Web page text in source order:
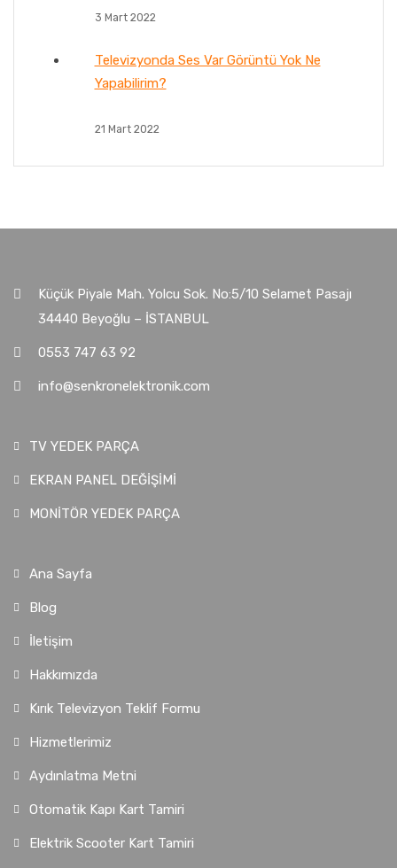
3 Mart 2022
Televizyonda Ses Var Görüntü Yok Ne
Yapabilirim?
21 Mart 2022
Küçük Piyale Mah. Yolcu Sok. No:5/10 Selamet Pasajı
34440 Beyoğlu – İSTANBUL
0553 747 63 92
info@senkronelektronik.com
TV YEDEK PARÇA
EKRAN PANEL DEĞİŞİMİ
MONİTÖR YEDEK PARÇA
Ana Sayfa
Blog
İletişim
Hakkımızda
Kırık Televizyon Teklif Formu
Hizmetlerimiz
Aydınlatma Metni
Otomatik Kapı Kart Tamiri
Elektrik Scooter Kart Tamiri